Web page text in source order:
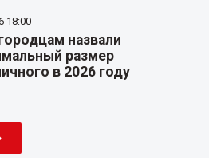
18:00
назвали
размер
в 2026 году